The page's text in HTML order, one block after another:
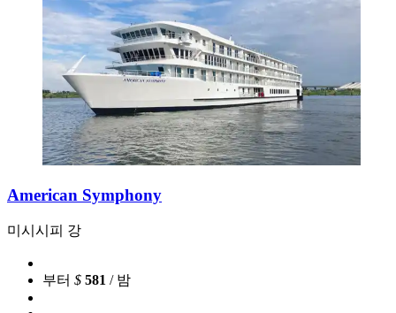
American Symphony
미시시피 강
부터 $ 581 / 밤